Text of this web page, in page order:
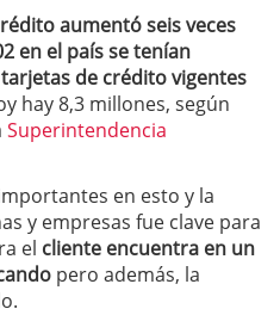
aumentó seis veces
en el país se tenían
de crédito vigentes
hay 8,3 millones, según
Superintendencia
en esto y la
y empresas fue clave para
el cliente encuentra en un
pero además, la